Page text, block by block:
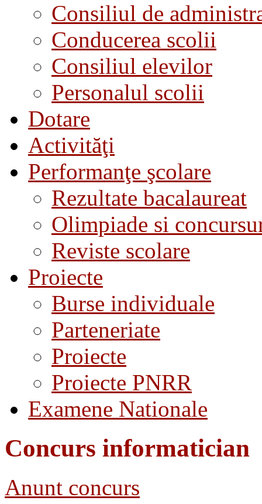
Consiliul de
Conducerea scolii
Consiliul elevilor
Personalul scolii
Dotare
Activităţi
Performanţe şcolare
Rezultate bacalaureat
Olimpiade si
Reviste scolare
Proiecte
Burse individuale
Parteneriate
Proiecte
Proiecte PNRR
Examene Nationale
Concurs informatician
Anunt concurs